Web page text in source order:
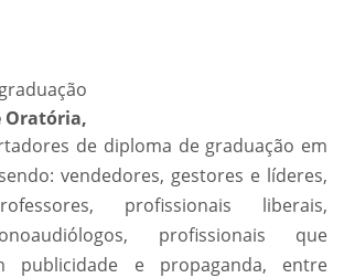
Oratória,
de diploma de graduação em
vendedores, gestores e líderes,
profissionais liberais,
profissionais que
publicidade e propaganda, entre